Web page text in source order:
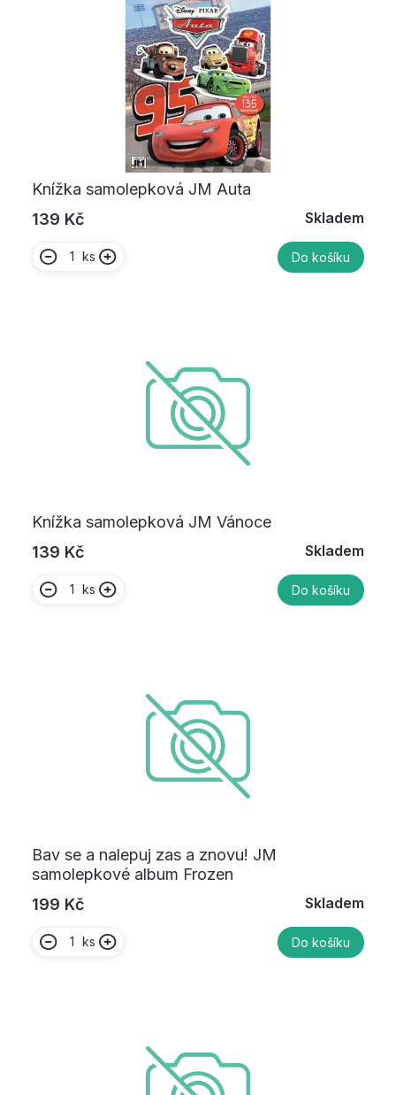
Knížka samolepková JM Auta
139 Kč
Skladem
ks Do košíku
Knížka samolepková JM Vánoce
139 Kč
Skladem
ks Do košíku
Bav se a nalepuj zas a znovu! JM
samolepkové album Frozen
199 Kč
Skladem
ks Do košíku